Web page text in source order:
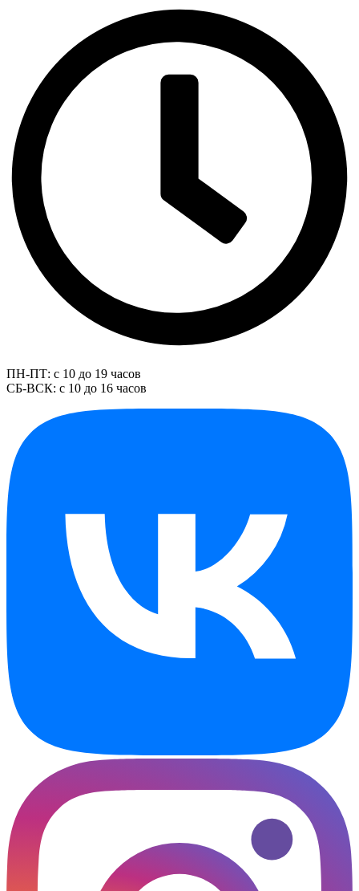
ПН-ПТ: с 10 до 19 часов
СБ-ВСК: с 10 до 16 часов